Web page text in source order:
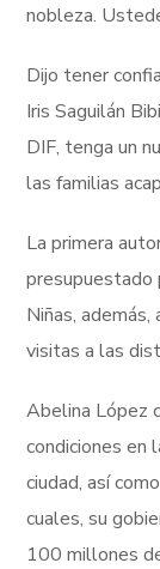
nobleza.
Dijo tener
Iris Saguilán
DIF, tenga un
las familias
La primera
presupuestado
Niñas,
visitas a las
Abelina López
condiciones en
ciudad, así
cuales, su
100 millones